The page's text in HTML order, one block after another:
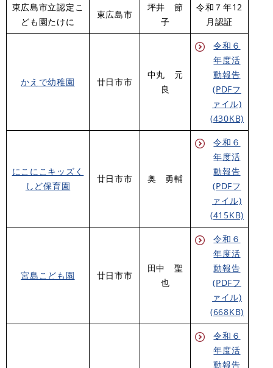
東広島市立認定こ
ども園たけに
東広島市
坪井 節
子
令和７年12
月認証
かえで幼稚園 廿日市市
中丸 元
良
令和６
年度活
動報告
(PDFフ
ァイル)
(430KB)
にこにこキッズく
しど保育園
廿日市市 奥 勇輔
令和６
年度活
動報告
(PDFフ
ァイル)
(415KB)
宮島こども園 廿日市市
田中 聖
也
令和６
年度活
動報告
(PDFフ
ァイル)
(668KB)
令和６
年度活
動報告